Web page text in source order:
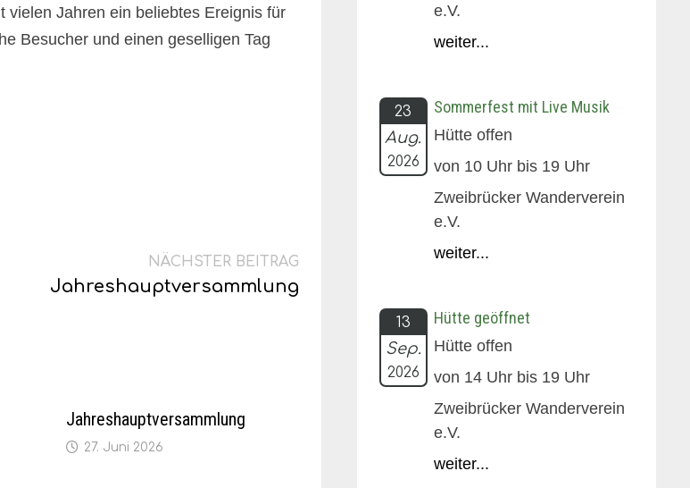
vielen Jahren ein beliebtes Ereignis für
Besucher und einen geselligen Tag
NÄCHSTER BEITRAGNächster
Beitrag:
Jahreshauptversammlung
Jahreshauptversammlung
27. Juni 2026
e.V.
weiter...
23
Aug.
2026
Sommerfest mit Live Musik
Hütte offen
von 10 Uhr bis 19 Uhr
Zweibrücker Wanderverein
e.V.
weiter...
13
Sep.
2026
Hütte geöffnet
Hütte offen
von 14 Uhr bis 19 Uhr
Zweibrücker Wanderverein
e.V.
weiter...